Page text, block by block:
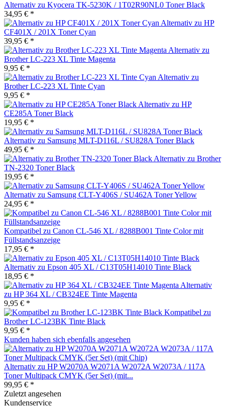
Alternativ zu Kyocera TK-5230K / 1T02R90NL0 Toner Black
34,95 € *
Alternativ zu HP
CF401X / 201X Toner Cyan
39,95 € *
Alternativ zu
Brother LC-223 XL Tinte Magenta
9,95 € *
Alternativ zu
Brother LC-223 XL Tinte Cyan
9,95 € *
Alternativ zu HP
CE285A Toner Black
19,95 € *
Alternativ zu Samsung MLT-D116L / SU828A Toner Black
49,95 € *
Alternativ zu Brother
TN-2320 Toner Black
19,95 € *
Alternativ zu Samsung CLT-Y406S / SU462A Toner Yellow
24,95 € *
Kompatibel zu Canon CL-546 XL / 8288B001 Tinte Color mit
Füllstandsanzeige
17,95 € *
Alternativ zu Epson 405 XL / C13T05H14010 Tinte Black
18,95 € *
Alternativ
zu HP 364 XL / CB324EE Tinte Magenta
9,95 € *
Kompatibel zu
Brother LC-123BK Tinte Black
9,95 € *
Kunden haben sich ebenfalls angesehen
Alternativ zu HP W2070A W2071A W2072A W2073A / 117A
Toner Multipack CMYK (5er Set) (mit...
99,95 € *
Zuletzt angesehen
Kundenservice